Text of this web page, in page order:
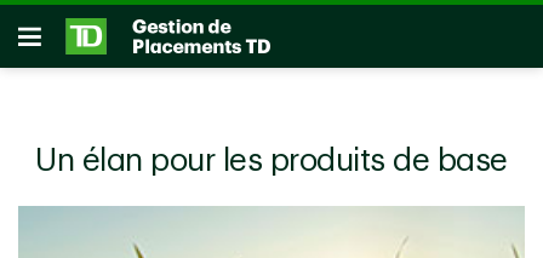
Passer au contenu principal
Ouvrir
Un élan pour les produits de base